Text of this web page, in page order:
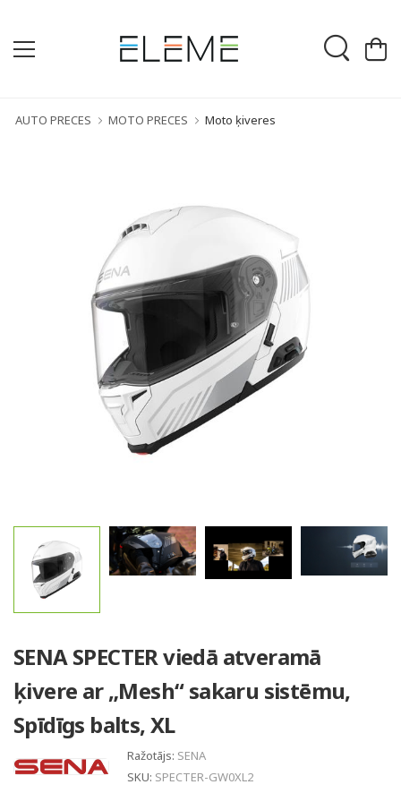
AUTO PRECES MOTO PRECES Moto ķiveres
SENA SPECTER viedā atveramā
ķivere ar „Mesh“ sakaru sistēmu,
Spīdīgs balts, XL
Ražotājs: SENA
SKU: SPECTER-GW0XL2